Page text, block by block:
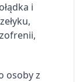
i
osoby z